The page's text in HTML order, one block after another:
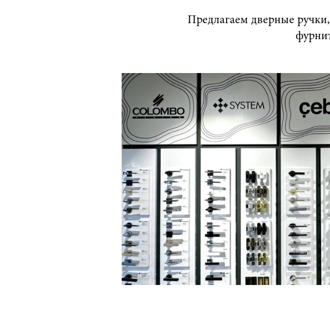
Предлагаем дверные